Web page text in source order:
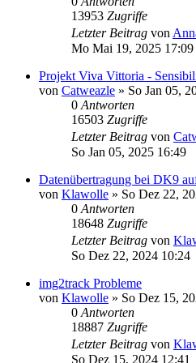
13953 Zugriffe
Letzter Beitrag von
Mo Mai 19, 2025 17:09
Projekt Viva Vittoria -
von Catweazle » So Jan 05,
0 Antworten
16503 Zugriffe
Letzter Beitrag von
So Jan 05, 2025 16:49
Datenübertragung bei DK9
von Klawolle » So Dez 22,
0 Antworten
18648 Zugriffe
Letzter Beitrag von
So Dez 22, 2024 10:24
img2track Probleme
von Klawolle » So Dez 15,
0 Antworten
18887 Zugriffe
Letzter Beitrag von
So Dez 15, 2024 12:41